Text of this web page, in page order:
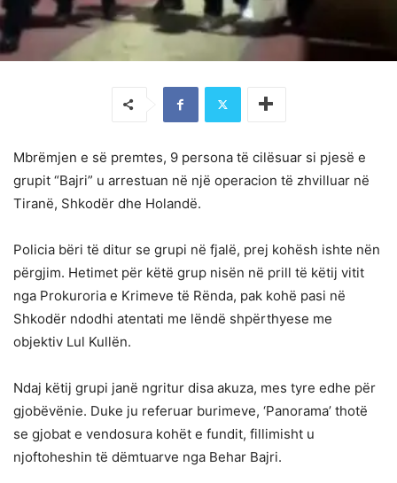
Mbrëmjen e së premtes, 9 persona të cilësuar si pjesë e
grupit “Bajri” u arrestuan në një operacion të zhvilluar në
Tiranë, Shkodër dhe Holandë.
Policia bëri të ditur se grupi në fjalë, prej kohësh ishte nën
përgjim. Hetimet për këtë grup nisën në prill të këtij vitit
nga Prokuroria e Krimeve të Rënda, pak kohë pasi në
Shkodër ndodhi atentati me lëndë shpërthyese me
objektiv Lul Kullën.
Ndaj këtij grupi janë ngritur disa akuza, mes tyre edhe për
gjobëvënie. Duke ju referuar burimeve, ‘Panorama’ thotë
se gjobat e vendosura kohët e fundit, fillimisht u
njoftoheshin të dëmtuarve nga Behar Bajri.